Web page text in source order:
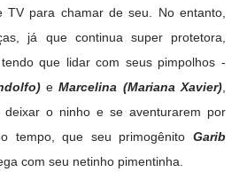
TV para chamar de seu. No entanto,
já que continua super protetora,
que lidar com seus pimpolhos -
eMarcelina (Mariana Xavier)
deixar o ninho e se aventurarem por
tempo, que seu primogênito Garib
com seu netinho pimentinha.